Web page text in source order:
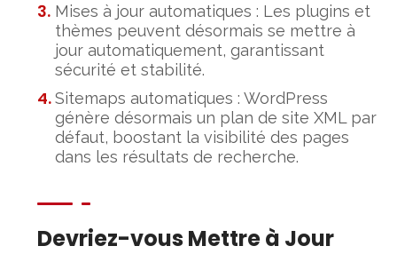
Mises à jour automatiques : Les plugins et
thèmes peuvent désormais se mettre à
jour automatiquement, garantissant
sécurité et stabilité.
Sitemaps automatiques : WordPress
génère désormais un plan de site XML par
défaut, boostant la visibilité des pages
dans les résultats de recherche.
Devriez-vous Mettre à Jour